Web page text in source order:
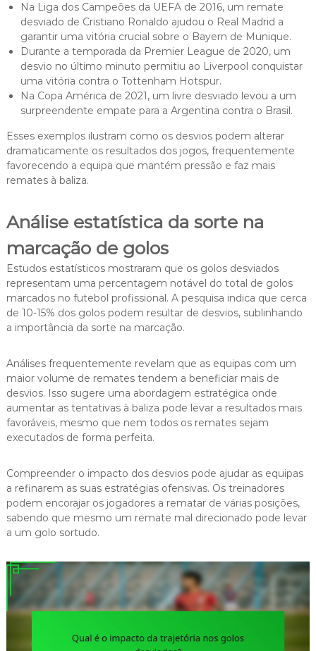
Na Liga dos Campeões da UEFA de 2016, um remate
desviado de Cristiano Ronaldo ajudou o Real Madrid a
garantir uma vitória crucial sobre o Bayern de Munique.
Durante a temporada da Premier League de 2020, um
desvio no último minuto permitiu ao Liverpool conquistar
uma vitória contra o Tottenham Hotspur.
Na Copa América de 2021, um livre desviado levou a um
surpreendente empate para a Argentina contra o Brasil.
Esses exemplos ilustram como os desvios podem alterar
dramaticamente os resultados dos jogos, frequentemente
favorecendo a equipa que mantém pressão e faz mais
remates à baliza.
Análise estatística da sorte na
marcação de golos
Estudos estatísticos mostraram que os golos desviados
representam uma percentagem notável do total de golos
marcados no futebol profissional. A pesquisa indica que cerca
de 10-15% dos golos podem resultar de desvios, sublinhando
a importância da sorte na marcação.
Análises frequentemente revelam que as equipas com um
maior volume de remates tendem a beneficiar mais de
desvios. Isso sugere uma abordagem estratégica onde
aumentar as tentativas à baliza pode levar a resultados mais
favoráveis, mesmo que nem todos os remates sejam
executados de forma perfeita.
Compreender o impacto dos desvios pode ajudar as equipas
a refinarem as suas estratégias ofensivas. Os treinadores
podem encorajar os jogadores a rematar de várias posições,
sabendo que mesmo um remate mal direcionado pode levar
a um golo sortudo.